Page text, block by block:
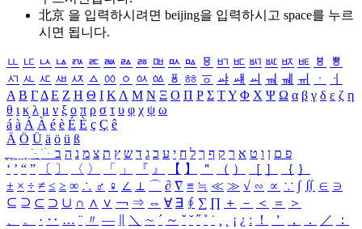
北京 을 입력하시려면 beijing을 입력하시고 space를 누르
시면 됩니다.
ㅥ ㅦ ㅧ ㅨ ㅩ ㅪ ㅫ ㅬ ㅭ ㅮ ㅯ ㅰ ㅱ ㅲ ㅳ ㅴ ㅵ ㅶ ㅷ ㅸ
ㅹ
ㅺ ㅻ ㅼ ㅽ ㅾ ㅿ ㆀ ㆁ ㆂ ㆃ ㆄ ㆅ ㆆ ㆇ ㆈ ㆉ ㆊ ㆋ ㆌ ㆍ
ㆎ
Α Β ΓΔ Ε Ζ Η Θ Ι ΚΛ Μ Ν Ξ Ο Π Ρ Σ ΤΥ Φ Χ Ψ Ω α β γ δ ε ζ η
θ ι κ λ μ ν ξ ο π ρ σ τ υ φ χ ψ ω
á à Á À é è É È ç Ç ê
Ä Ö Ü ä ö ü ß
ִֶֹ ֻּ ׁׂ פ ם ן ו ט א ר ק ף ך ל ח י ע כ ג ד ש ץ ת צ מ נ ה ב
‘ ’ “ ” 〔 〕 〈 〉 「 」 『 』 【 】 ＂ （ ） ［ ］ ｛ ｝
± × ÷ ≠ ≤ ≥ ∞ ∴ ♂ ♀ ∠ ⊥ ⌒ ∂ ∇ ≡ ≒ ≪ ≫ √ ∽ ∝ ∵ ∫ ∬ ∈ ∋
⊆ ⊇ ⊂ ⊃ ∪ ∩ ∧ ∨ ￢ ⇒ ⇔ ∀ ∃ ∮ ∑ ∏ ＋ － ＜ ＝
＞
、
。 · ‥ … ¨ 〃 ― ＼ ∼ ´ ～ ˇ ˘ ˝ ˚ ˙ ¸ ¡ ¿ ː ！ ＇ ， ． ／
：